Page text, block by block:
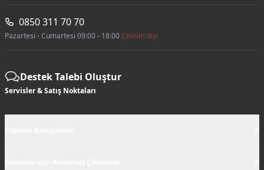
0850 311 70 70
Pazartesi - Cumartesi 09:00 - 18:00Çevrim dışı
Destek Talebi Oluştur
Servisler & Satış Noktaları